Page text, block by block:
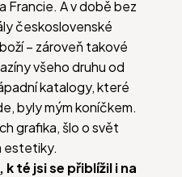
Francie. A v době bez
československé
– zároveň takové
všeho druhu od
katalogy, které
byly mým koníčkem.
grafika, šlo o svět
estetiky.
té jsi se přiblížil i na